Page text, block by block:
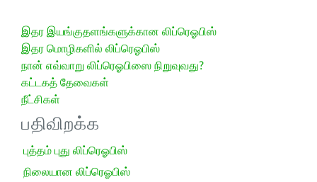
இதர இயங்குதளங்களுக்கான லிப்ரெஓபிஸ்
இதர மொழிகளில் லிப்ரெஓபிஸ்
நான் எவ்வாறு லிப்ரெஓபிஸை நிறுவுவது?
கட்டகத் தேவைகள்
நீட்சிகள்
பதிவிறக்க
புத்தம் புது லிப்ரெஓபிஸ்
நிலையான லிப்ரெஓபிஸ்